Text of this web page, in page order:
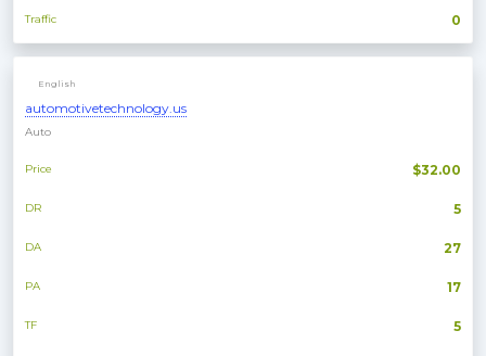
0
Traffic
English
automotivetechnology.us
Auto
$32.00
Price
5
DR
27
DA
17
PA
5
TF